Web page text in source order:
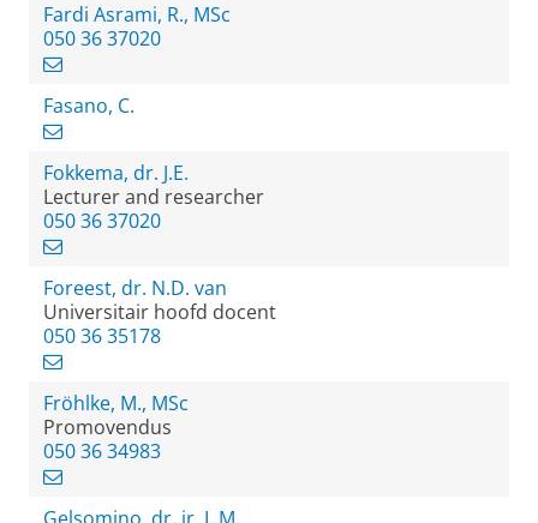
Fardi Asrami, R., MSc
050 36 37020
Fasano, C.
Fokkema, dr. J.E.
Lecturer and researcher
050 36 37020
Foreest, dr. N.D. van
Universitair hoofd docent
050 36 35178
Fröhlke, M., MSc
Promovendus
050 36 34983